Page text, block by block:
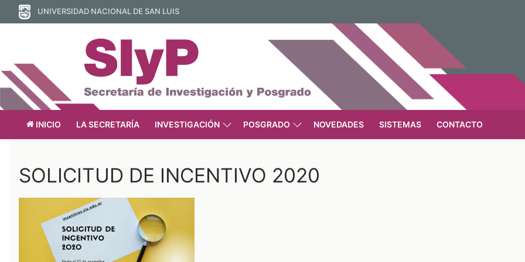
al
UNIVERSIDAD NACIONAL DE SAN LUIS
INICIO LA SECRETARÍA INVESTIGACIÓN POSGRADO NOVEDADES SISTEMAS CONTACTO
SOLICITUD DE INCENTIVO 2020